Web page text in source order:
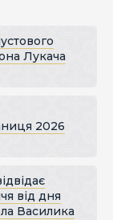
Лукача
2026
від дня
Василика